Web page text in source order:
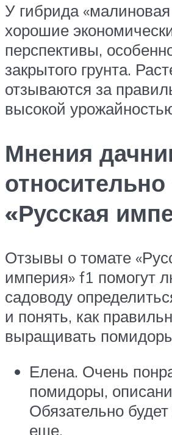
У гибрида
хорошие
перспективы,
закрытого грунта.
отзываются за
высокой
Мнения
«Русская
Отзывы о томате
империя» f1 помогут
садоводу
и понять, как
выращивать
Елена. Очень
помидоры,
Обязательно
еще.